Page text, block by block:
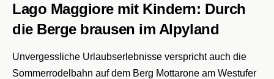
Lago Maggiore mit Kindern: Durch
die Berge brausen im Alpyland
Unvergessliche Urlaubserlebnisse verspricht auch die
Sommerrodelbahn auf dem Berg Mottarone am Westufer